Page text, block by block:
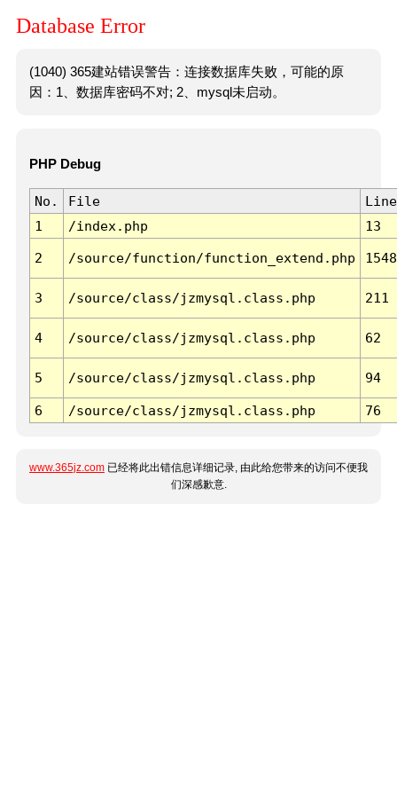
Database Error
(1040) 365建站错误警告：连接数据库失败，可能的原
因：1、数据库密码不对; 2、mysql未启动。
PHP Debug
No. File
Line
1
/index.php 13
2 /source/function/function_extend.php 1548
3 /source/class/jzmysql.class.php 211
4 /source/class/jzmysql.class.php 62
5 /source/class/jzmysql.class.php 94
6 /source/class/jzmysql.class.php 76
www.365jz.com 已经将此出错信息详细记录, 由此给您带来的访问不便我
们深感歉意.